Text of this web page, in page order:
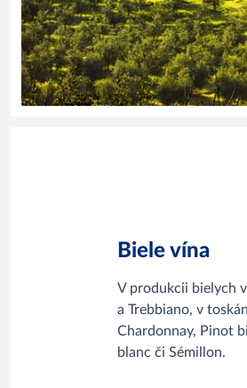
Biele vína
V produkcii bielych
a Trebbiano, v
Chardonnay, Pinot
blanc či Sémillon.